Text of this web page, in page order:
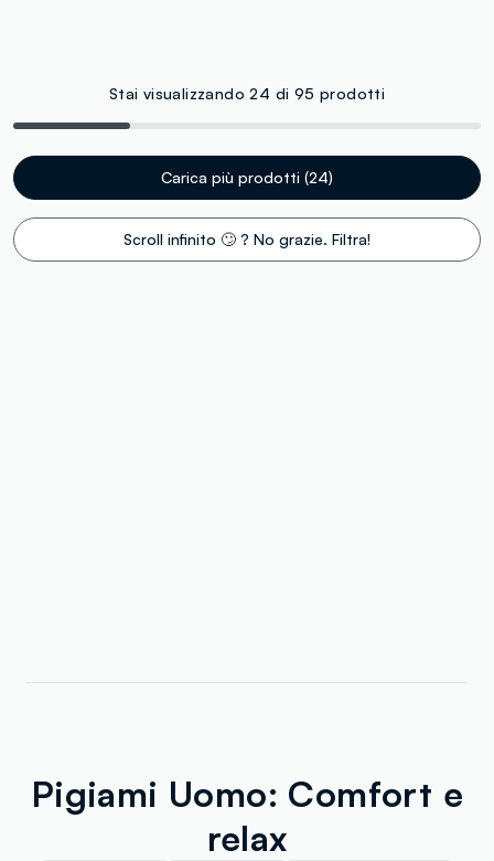
Stai visualizzando 24 di 95 prodotti
Carica più prodotti (24)
Scroll infinito 🙄 ? No grazie. Filtra!
Pigiami Uomo: Comfort e
relax